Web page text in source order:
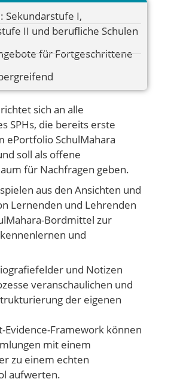
Sekundarstufe I,
II und berufliche Schulen
für Fortgeschrittene
sich an alle
SPHs, die bereits erste
ePortfolio SchulMahara
soll als offene
für Nachfragen geben.
aus den Ansichten und
Lernenden und Lehrenden
Bordmittel zur
und
und Notizen
veranschaulichen und
der eigenen
Evidence-Framework können
mit einem
zu einem echten
aufwerten.